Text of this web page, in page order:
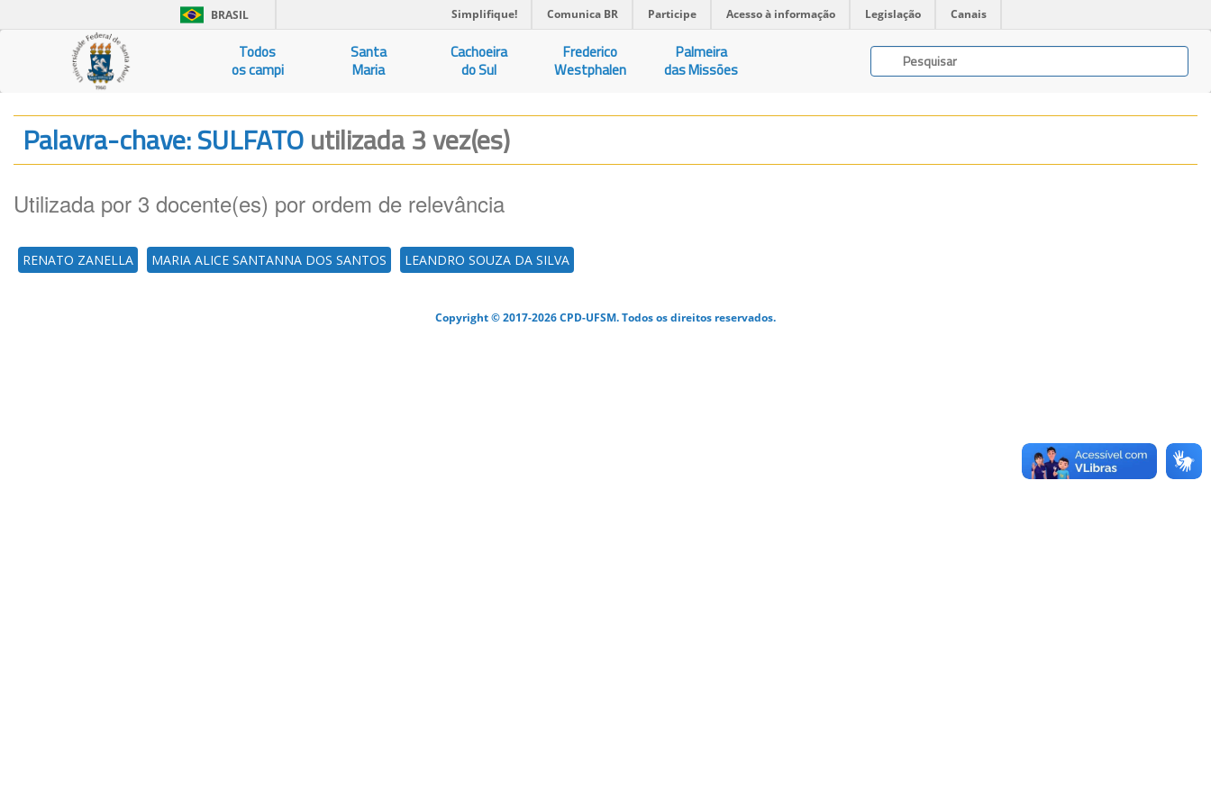
BRASIL Simplifique! Comunica BR Participe Acesso à informação Legislação Canais
Todos
os campi
Santa
Maria
Cachoeira
do Sul
Frederico
Westphalen
Palmeira
das Missões
Palavra-chave: SULFATOutilizada 3 vez(es)
Utilizada por 3 docente(es) por ordem de relevância
RENATO ZANELLA MARIA ALICE SANTANNA DOS SANTOS LEANDRO SOUZA DA SILVA
Copyright © 2017-2026 CPD-UFSM. Todos os direitos reservados.